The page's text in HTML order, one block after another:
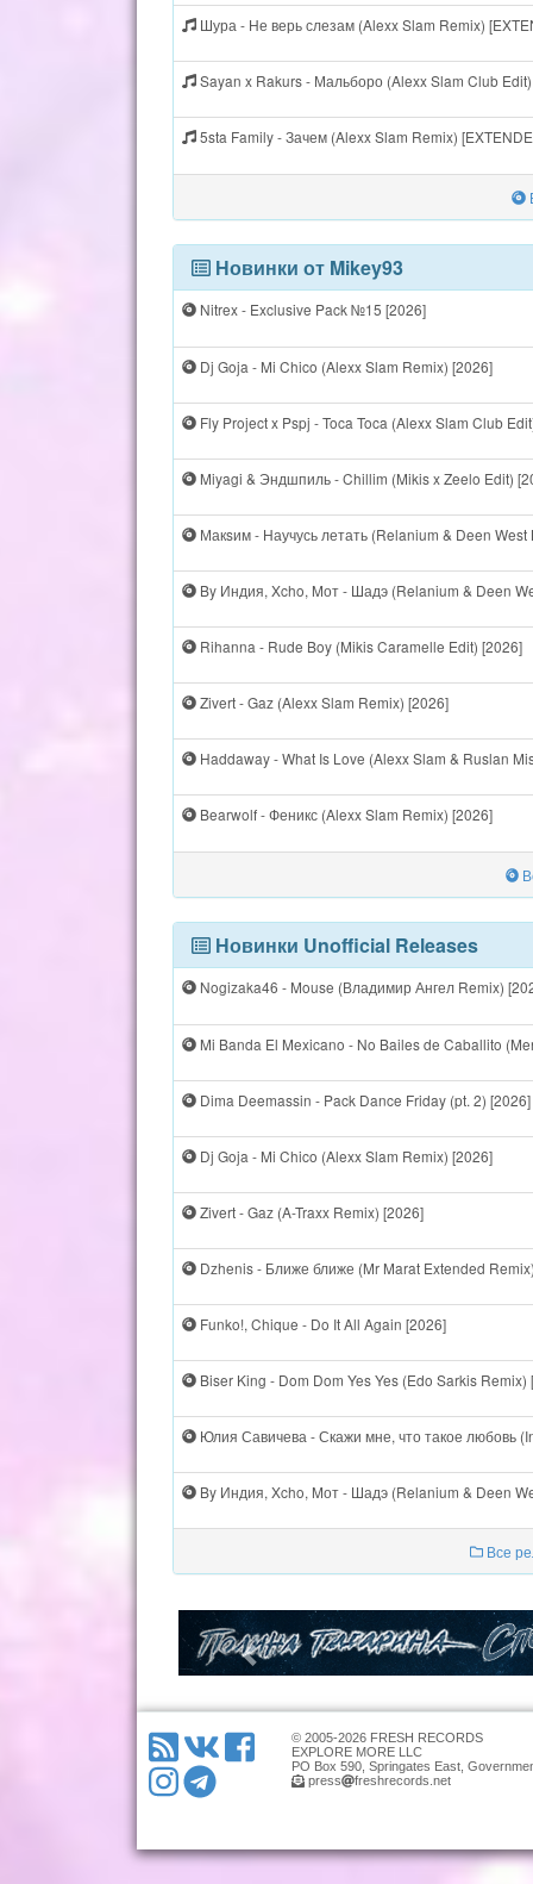
Шура - Не верь слезам (Alexx Slam Remix)
Sayan x Rakurs - Мальборо (Alexx Slam Club
5sta Family - Зачем (Alexx Slam Remix)
Новинки от Mikey93
Nitrex - Exclusive Pack №15 [2026]
Dj Goja - Mi Chico (Alexx Slam Remix) [2026]
Fly Project x Pspj - Toca Toca (Alexx Slam Club
Miyagi & Эндшпиль - Chillim (Mikis x Zeelo Edit)
Макsим - Научусь летать (Relanium & Deen West
By Индия, Xcho, Mот - Шадэ (Relanium & Deen
Rihanna - Rude Boy (Mikis Caramelle Edit) [2026]
Zivert - Gaz (Alexx Slam Remix) [2026]
Haddaway - What Is Love (Alexx Slam & Ruslan
Bearwolf - Феникс (Alexx Slam Remix) [2026]
Новинки Unofficial Releases
Nogizaka46 - Mouse (Владимир Ангел Remix)
Mi Banda El Mexicano - No Bailes de Caballito
Dima Deemassin - Pack Dance Friday (pt. 2) [2026]
Dj Goja - Mi Chico (Alexx Slam Remix) [2026]
Zivert - Gaz (A-Traxx Remix) [2026]
Dzhenis - Ближе ближе (Mr Marat Extended
Funko!, Chique - Do It All Again [2026]
Biser King - Dom Dom Yes Yes (Edo Sarkis Remix)
Юлия Савичева - Скажи мне, что такое любовь
By Индия, Xcho, Mот - Шадэ (Relanium & Deen
Все
© 2005-2026 FRESH RECORDS
EXPLORE MORE LLC
PO Box 590, Springates East,
press
freshrecords.net